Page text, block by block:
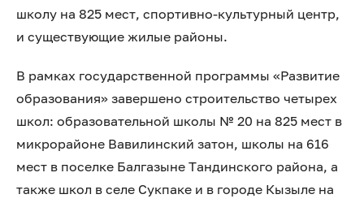
школу на 825 мест, спортивно-культурный центр,
и существующие жилые районы.
В рамках государственной программы «Развитие
образования» завершено строительство четырех
школ: образовательной школы № 20 на 825 мест в
микрорайоне Вавилинский затон, школы на 616
мест в поселке Балгазыне Тандинского района, а
также школ в селе Сукпаке и в городе Кызыле на